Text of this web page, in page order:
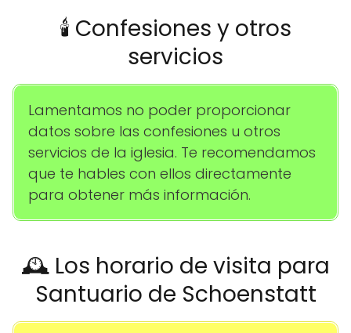
🕯️ Confesiones y otros
servicios
Lamentamos no poder proporcionar
datos sobre las confesiones u otros
servicios de la iglesia. Te recomendamos
que te hables con ellos directamente
para obtener más información.
🕰️ Los horario de visita para
Santuario de Schoenstatt